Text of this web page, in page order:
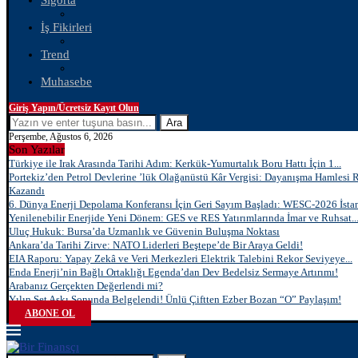
İş Fikirleri
Trend
Muhasebe
Giriş Yapın/Ücretsiz Kayıt Olun
Ara
Perşembe, Ağustos 6, 2026
Son Yazılar
Türkiye ile Irak Arasında Tarihi Adım: Kerkük-Yumurtalık Boru Hattı İçin 1...
Portekiz’den Petrol Devlerine ’lük Olağanüstü Kâr Vergisi: Dayanışma Hamlesi
Kazandı
6. Dünya Enerji Depolama Konferansı İçin Geri Sayım Başladı: WESC-2026
Yenilenebilir Enerjide Yeni Dönem: GES ve RES Yatırımlarında İmar ve Ruhsat...
Uluç Hukuk: Bursa’da Uzmanlık ve Güvenin Buluşma Noktası
Ankara’da Tarihi Zirve: NATO Liderleri Beştepe’de Bir Araya Geldi!
EIA Raporu: Yapay Zekâ ve Veri Merkezleri Elektrik Talebini Rekor Seviyeye...
Enda Enerji’nin Bağlı Ortaklığı Egenda’dan Dev Bedelsiz Sermaye Artırımı!
Arabanız Gerçekten Değerlendi mi?
Yılın Set Aşkı Sonunda Belgelendi! Ünlü Çiftten Ezber Bozan “O” Paylaşım!
ABONE OL